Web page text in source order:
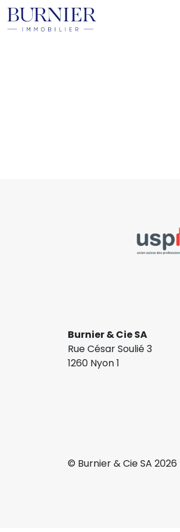
Burnier & Cie SA
Rue César Soulié 3
1260 Nyon 1
© Burnier & Cie SA 2026